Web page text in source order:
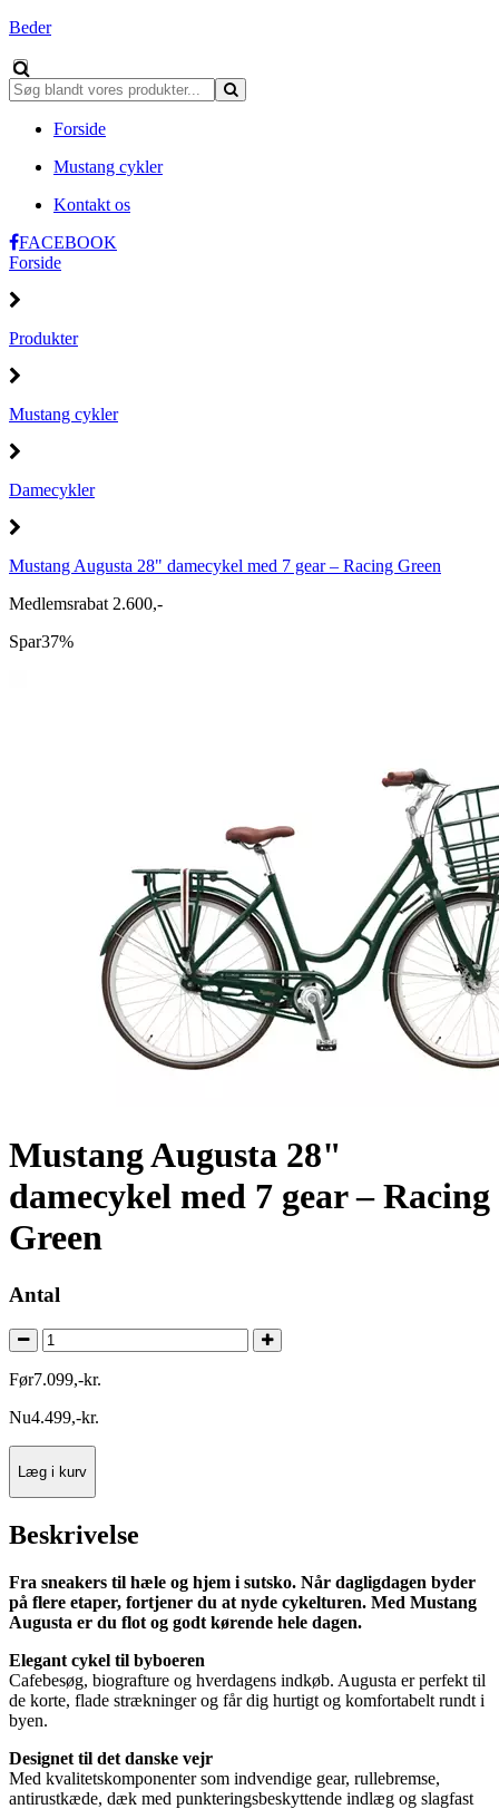
Beder
Forside
Mustang cykler
Kontakt os
FACEBOOK
Forside
Produkter
Mustang cykler
Damecykler
Mustang Augusta 28" damecykel med 7 gear – Racing Green
Medlemsrabat 2.600,-
Spar37%
Mustang Augusta 28"
damecykel med 7 gear – Racing
Green
Antal
Før7.099,-kr.
Nu4.499,-kr.
Læg i kurv
Beskrivelse
Fra sneakers til hæle og hjem i sutsko. Når dagligdagen byder
på flere etaper, fortjener du at nyde cykelturen. Med Mustang
Augusta er du flot og godt kørende hele dagen.
Elegant cykel til byboeren
Cafebesøg, biografture og hverdagens indkøb. Augusta er perfekt til
de korte, flade strækninger og får dig hurtigt og komfortabelt rundt i
byen.
Designet til det danske vejr
Med kvalitetskomponenter som indvendige gear, rullebremse,
antirustkæde, dæk med punkteringsbeskyttende indlæg og slagfast